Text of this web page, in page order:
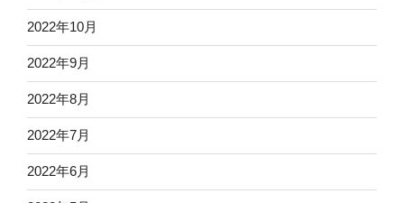
2022年10月
2022年9月
2022年8月
2022年7月
2022年6月